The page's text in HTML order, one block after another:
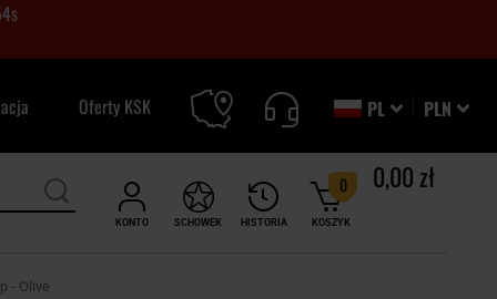
s
PLN
PL
Oferty KSK
KONTO HISTORIA
SCHOWEK KOSZYK
0 0,00 zł
- Olive